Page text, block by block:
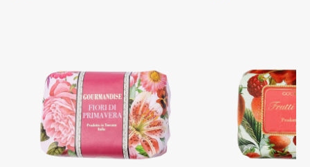
Biorepair
Blistex
BLOME
Boadicea The Victorious